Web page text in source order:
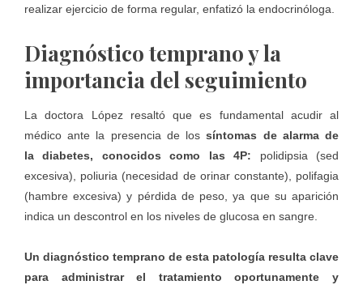
realizar ejercicio de forma regular, enfatizó la endocrinóloga.
Diagnóstico temprano y la
importancia del seguimiento
La doctora López resaltó que es fundamental acudir al
médico ante la presencia de lossíntomas de alarma de
ladiabetes, conocidos como las 4P: polidipsia (sed
excesiva), poliuria (necesidad de orinar constante), polifagia
(hambre excesiva) y pérdida de peso, ya que su aparición
indica un descontrol en los niveles de glucosa en sangre.
Un diagnóstico temprano de esta patología resulta clave
para administrar el tratamiento oportunamente y